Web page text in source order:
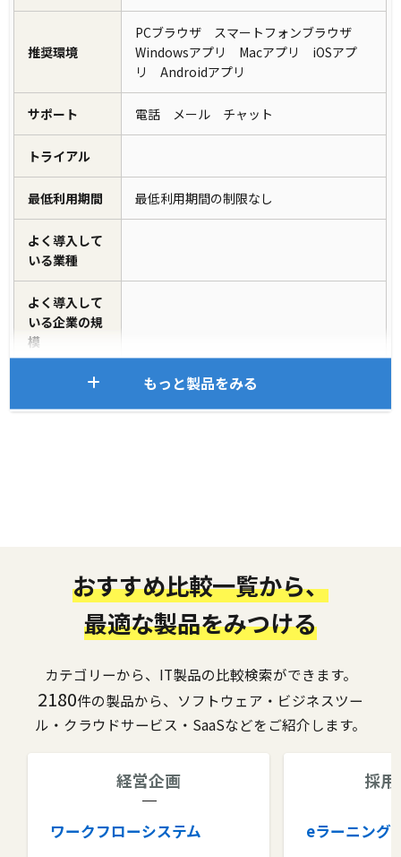
推奨環境
PCブラウザ スマートフォンブラウザ
Windowsアプリ Macアプリ iOSアプ
リ Androidアプリ
サポート 電話 メール チャット
トライアル
最低利用期間 最低利用期間の制限なし
よく導入して
いる業種
よく導入して
いる企業の規
模
もっと製品をみる
おすすめ比較一覧から、
最適な製品をみつける
カテゴリーから、IT製品の比較検索ができます。
2180件の製品から、ソフトウェア・ビジネスツー
ル・クラウドサービス・SaaSなどをご紹介します。
経営企画
ワークフローシステム
採
eラーニング